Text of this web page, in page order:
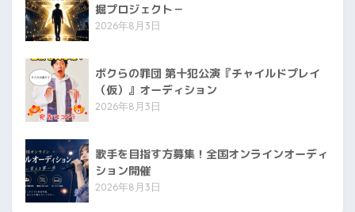
掘プロジェクト－
2026年8月3日
ボクらの罪団 第十犯公演『チャイルドプレイ
（仮）』オーディション
2026年8月3日
歌手を目指す方募集！全国オンラインオーディ
ション開催
2026年8月3日